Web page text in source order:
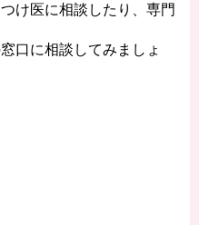
け医に相談したり、専門
口に相談してみましょ